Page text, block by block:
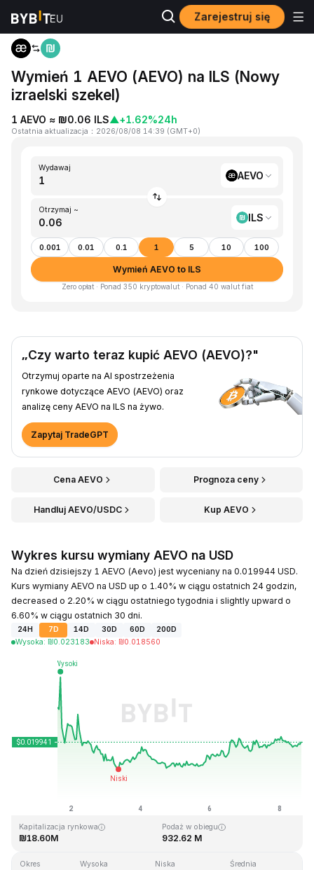
Zarejestruj się
Strona główna
Wymień 1 AEVO (AEVO) na ILS (Nowy
izraelski szekel)
1 AEVO ≈ ₪0.06 ILS▲+1.62%24h
Ostatnia aktualizacja ： 2026/08/08 14:39 (GMT+0)
Wydawaj
AEVO
Otrzymaj ~
ILS
0.001 0.01 0.1 1 5 10 100
Wymień AEVO to ILS
Zero opłat · Ponad 350 kryptowalut · Ponad 40 walut fiat
„Czy warto teraz kupić AEVO (AEVO)?"
Otrzymuj oparte na AI spostrzeżenia
rynkowe dotyczące AEVO (AEVO) oraz
analizę ceny AEVO na ILS na żywo.
Zapytaj TradeGPT
Cena AEVO Prognoza ceny
Handluj AEVO/USDC Kup AEVO
Wykres kursu wymiany AEVO na USD
Na dzień dzisiejszy 1 AEVO (Aevo) jest wyceniany na 0.019944 USD.
Kurs wymiany AEVO na USD up o 1.40% w ciągu ostatnich 24 godzin,
decreased o 2.20% w ciągu ostatniego tygodnia i slightly upward o
6.60% w ciągu ostatnich 30 dni.
24H 7D 14D 30D 60D
200D
Wysoka: ₪0.023183 Niska: ₪0.018560
Ostatnia aktualizacja strony: 2026-08-08, 14:39 GMT+0
₪0.016502
Kapitalizacja rynkowa
₪18.60M
Podaż w obiegu
932.62 M
Okres Wysoka Niska Średnia